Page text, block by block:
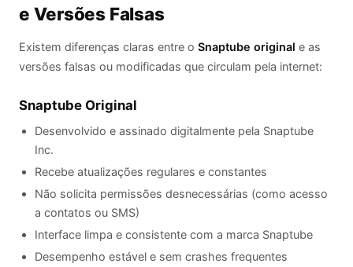
e Versões Falsas
Existem diferenças claras entre o Snaptube original e as
versões falsas ou modificadas que circulam pela internet:
Snaptube Original
Desenvolvido e assinado digitalmente pela Snaptube
Inc.
Recebe atualizações regulares e constantes
Não solicita permissões desnecessárias (como acesso
a contatos ou SMS)
Interface limpa e consistente com a marca Snaptube
Desempenho estável e sem crashes frequentes